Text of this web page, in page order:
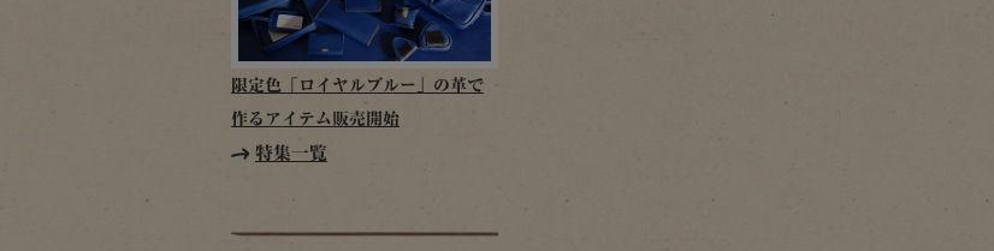
限定色「ロイヤルブルー」の革で
作るアイテム販売開始
特集一覧